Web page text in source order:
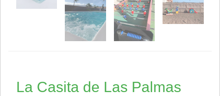
La Casita de Las Palmas